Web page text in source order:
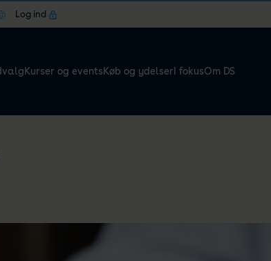
Log ind
Kurser og eventsKøb og ydelser I fokusOm DS